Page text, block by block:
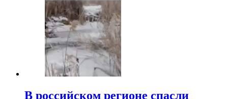
В российском регионе спасли